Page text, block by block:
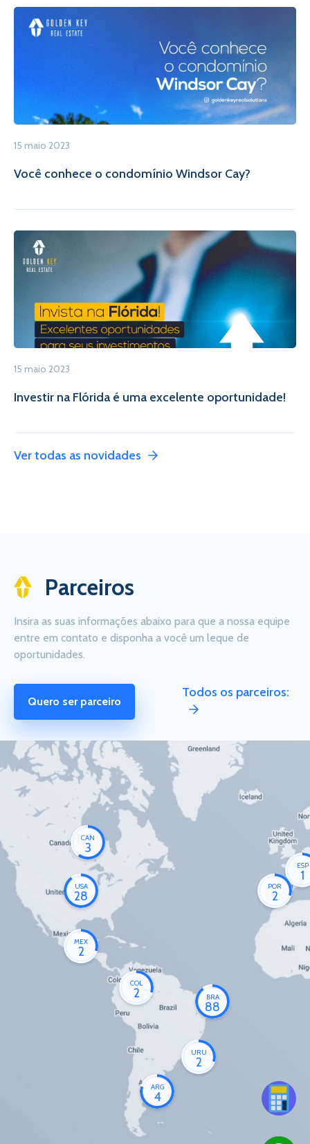
15 maio 2023
Você conhece o condomínio Windsor Cay?
15 maio 2023
Investir na Flórida é uma excelente oportunidade!
Ver todas as novidades
Parceiros
Insira as suas informações abaixo para que a nossa equipe
entre em contato e disponha a você um leque de
oportunidades.
Quero ser parceiro
Todos os parceiros:
CAN
3
USA
28
MEX
2
COL
2 BRA
88
URU
2
ARG
4
POR
2
ESP
1